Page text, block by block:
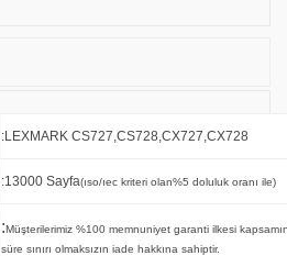
:LEXMARK CS727,CS728,CX727,CX728
:13000 Sayfa(ıso/ıec kriteri olan%5 doluluk oranı ile)
:Müşterilerimiz %100 memnuniyet garanti ilkesi
süre sınırı olmaksızın iade hakkına sahiptir.